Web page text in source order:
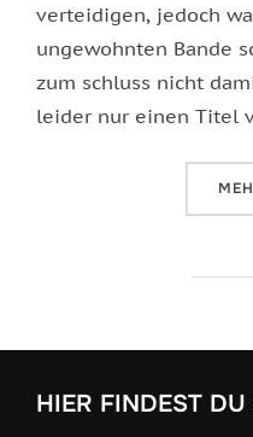
verteidigen, jedoch
ungewohnten Bande
zum schluss nicht
leider nur einen Titel
HIER FINDEST DU